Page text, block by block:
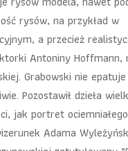
rysów, na przykład w
a przecież
Antoniny Hoffmann,
Grabowski nie
Pozostawił dzieła
jak portret
Adama